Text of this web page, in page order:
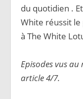
du quotidien .
White réussit le
à The White
Episodes vus
article 4/7.